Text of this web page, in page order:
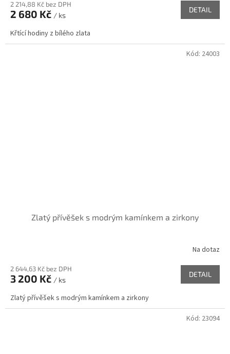
2 214,88 Kč bez DPH
2 680 Kč / ks
DETAIL
Křtící hodiny z bílého zlata
Zlatý přívěšek s modrým kamínkem a zirkony
Na dotaz
2 644,63 Kč bez DPH
3 200 Kč / ks
DETAIL
Zlatý přívěšek s modrým kamínkem a zirkony
Kód: 24003
Kód: 23094